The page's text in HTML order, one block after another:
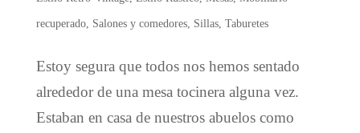
recuperado, Salones y comedores, Sillas, Taburetes
Estoy segura que todos nos hemos sentado
alrededor de una mesa tocinera alguna vez.
Estaban en casa de nuestros abuelos como